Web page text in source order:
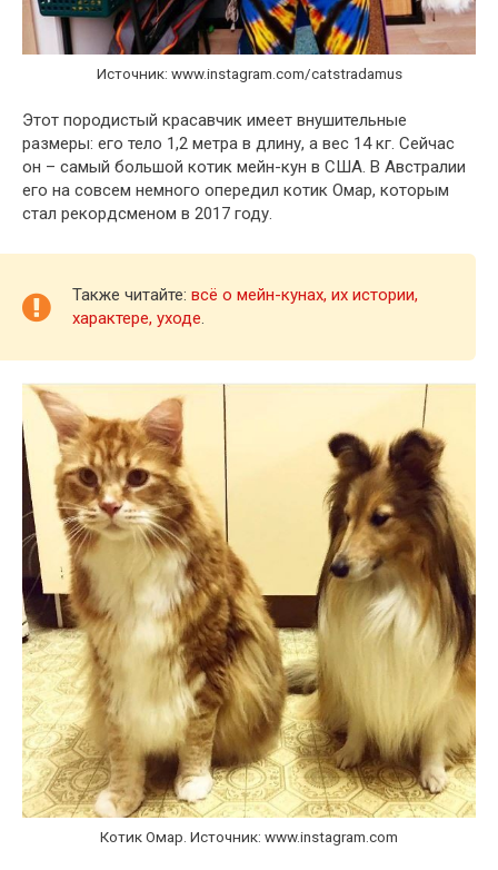
Источник: www.instagram.com/catstradamus
Этот породистый красавчик имеет внушительные
размеры: его тело 1,2 метра в длину, а вес 14 кг. Сейчас
он – самый большой котик мейн-кун в США. В Австралии
его на совсем немного опередил котик Омар, которым
стал рекордсменом в 2017 году.
Также читайте: всё о мейн-кунах, их истории,
характере, уходе.
Котик Омар. Источник: www.instagram.com